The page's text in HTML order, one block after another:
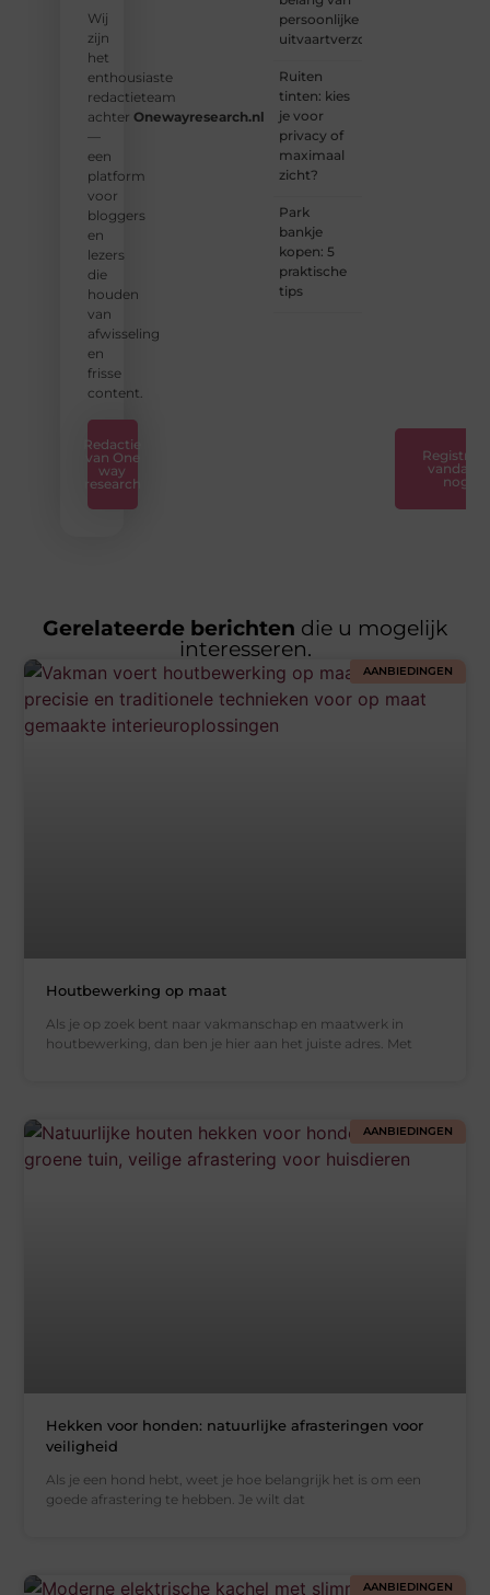
Wij
zijn
het
enthousiaste
redactieteam
achter Onewayresearch.nl
—
een
platform
voor
bloggers
en
lezers
die
houden
van
afwisseling
en
frisse
content.
Redactie
van One
way
research
persoonlijke
uitvaartverzorging
Ruiten
tinten: kies
je voor
privacy of
maximaal
zicht?
Park
bankje
kopen: 5
praktische
tips
Registreer
vandaag
nog
Gerelateerde berichten die u mogelijk
interesseren.
AANBIEDINGEN
Houtbewerking op maat
Als je op zoek bent naar vakmanschap en maatwerk in
houtbewerking, dan ben je hier aan het juiste adres. Met
AANBIEDINGEN
Hekken voor honden: natuurlijke afrasteringen voor
veiligheid
Als je een hond hebt, weet je hoe belangrijk het is om een
goede afrastering te hebben. Je wilt dat
AANBIEDINGEN